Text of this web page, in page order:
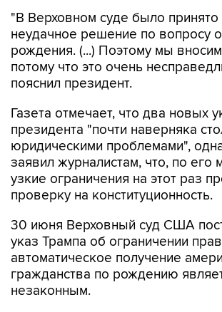
"В Верховном суде было принято
неудачное решение по вопросу
рождения. (...) Поэтому мы
потому что это очень
пояснил президент.
Газета отмечает, что два новых
президента "почти наверняка
юридическими проблемами",
заявил журналистам, что, по его
узкие ограничения на этот раз
проверку на конституционность.
30 июня Верховный суд США
указ Трампа об ограничении
автоматическое получение
гражданства по рождению
незаконным.